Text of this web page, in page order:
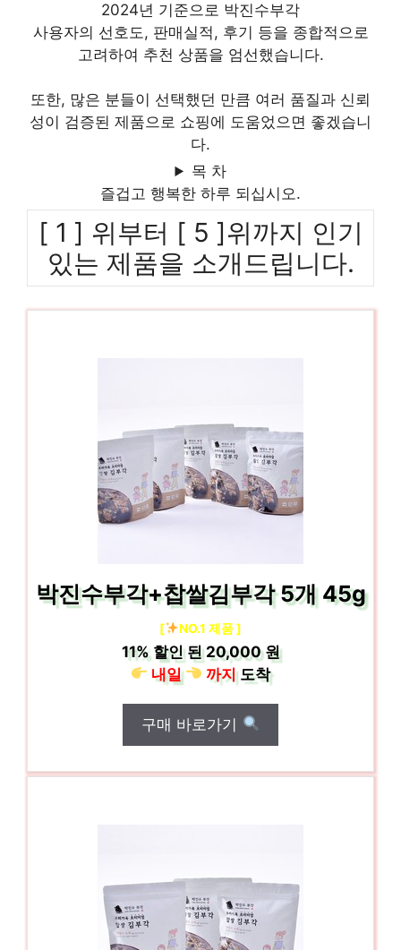
2024년 기준으로 박진수부각
사용자의 선호도, 판매실적, 후기 등을 종합적으로
고려하여 추천 상품을 엄선했습니다.
또한, 많은 분들이 선택했던 만큼 여러 품질과 신뢰
성이 검증된 제품으로 쇼핑에 도움었으면 좋겠습니
다.
목 차
즐겁고 행복한 하루 되십시오.
[ 1 ] 위부터 [ 5 ]위까지 인기
있는 제품을 소개드립니다.
박진수부각+찹쌀김부각 5개 45g
[ NO.1 제품 ]
11%할인 된20,000 원
내일
까지도착
구매 바로가기